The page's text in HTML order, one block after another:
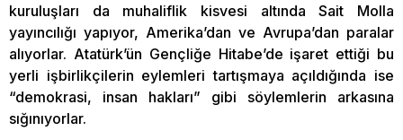
kuruluşları da muhaliflik kisvesi altında Sait Molla
yayıncılığı yapıyor, Amerika’dan ve Avrupa’dan paralar
alıyorlar. Atatürk’ün Gençliğe Hitabe’de işaret ettiği bu
yerli işbirlikçilerin eylemleri tartışmaya açıldığında ise
“demokrasi, insan hakları” gibi söylemlerin arkasına
sığınıyorlar.